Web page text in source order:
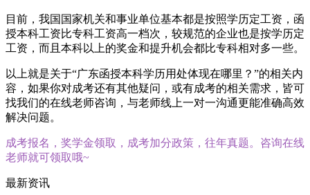
目前，我国国家机关和事业单位基本都是按照学历定工资，函
授本科工资比专科工资高一档次，较规范的企业也是按学历定
工资，而且本科以上的奖金和提升机会都比专科相对多一些。
以上就是关于“广东函授本科学历用处体现在哪里？”的相关内
容，如果你对成考还有其他疑问，或有成考的相关需求，皆可
找我们的在线老师咨询，与老师线上一对一沟通更能准确高效
解决问题。
成考报名，奖学金领取，成考加分政策，往年真题。咨询在线
老师就可领取哦~
最新资讯